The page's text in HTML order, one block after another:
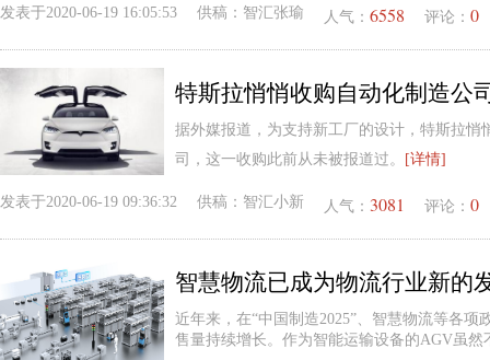
发表于2020-06-19 16:05:53 供稿： 智汇张瑜 人气： 6558 评论： 0
特斯拉悄悄收购自动化制造公
据外媒报道，为支持新工厂的设计，特斯拉悄
司，这一收购此前从未被报道过。
[详情]
发表于2020-06-19 09:36:32 供稿： 智汇小新 人气： 3081 评论： 0
近年来，在“中国制造2025”、智慧物流等各
售量持续增长。作为智能运输设备的AGV虽